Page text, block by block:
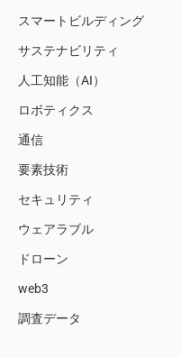
スマートビルディング
サステナビリティ
人工知能（AI）
ロボティクス
通信
要素技術
セキュリティ
ウェアラブル
ドローン
web3
調査データ